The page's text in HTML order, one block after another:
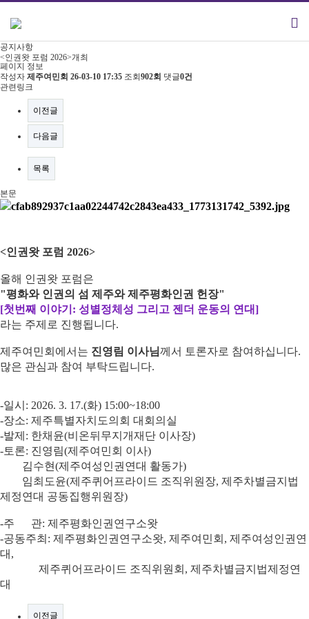
공지사항
<인권왓 포럼 2026>개최
페이지 정보
작성자 제주여민회 26-03-10 17:35 조회 902회 댓글0건
관련링크
이전글
다음글
목록
본문
<인권왓 포럼 2026>
올해 인권왓 포럼은
"평화와 인권의 섬 제주와 제주평화인권 헌장"
[첫번째 이야기: 성별정체성 그리고 젠더 운동의 연대]
라는 주제로 진행됩니다.
제주여민회에서는 진영림 이사님께서 토론자로 참여하십니다.
많은 관심과 참여 부탁드립니다.
-일시: 2026. 3. 17.(화) 15:00~18:00
-장소: 제주특별자치도의회 대회의실
-발제: 한채윤(비온뒤무지개재단 이사장)
-토론: 진영림(제주여민회 이사)
김수현(제주여성인권연대 활동가)
임최도윤(제주퀴어프라이드 조직위원장, 제주차별금지법
제정연대 공동집행위원장)
-주 관: 제주평화인권연구소왓
-공동주최: 제주평화인권연구소왓, 제주여민회, 제주여성인권연
대,
제주퀴어프라이드 조직위원회, 제주차별금지법제정연
대
이전글